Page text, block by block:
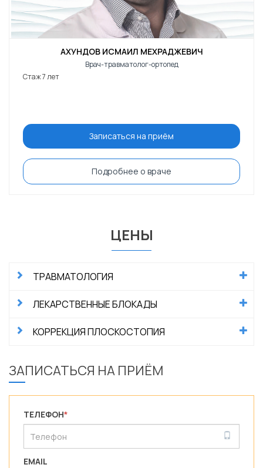
АХУНДОВ ИСМАИЛ МЕХРАДЖЕВИЧ
Врач-травматолог-ортопед
Стаж 7 лет
Записаться на приём
Подробнее о враче
ЗАПИСАТЬСЯ НА ПРИЁМ
ТЕЛЕФОН*
EMAIL
ЦЕНЫ
ТРАВМАТОЛОГИЯ
ЛЕКАРСТВЕННЫЕ БЛОКАДЫ
КОРРЕКЦИЯ ПЛОСКОСТОПИЯ